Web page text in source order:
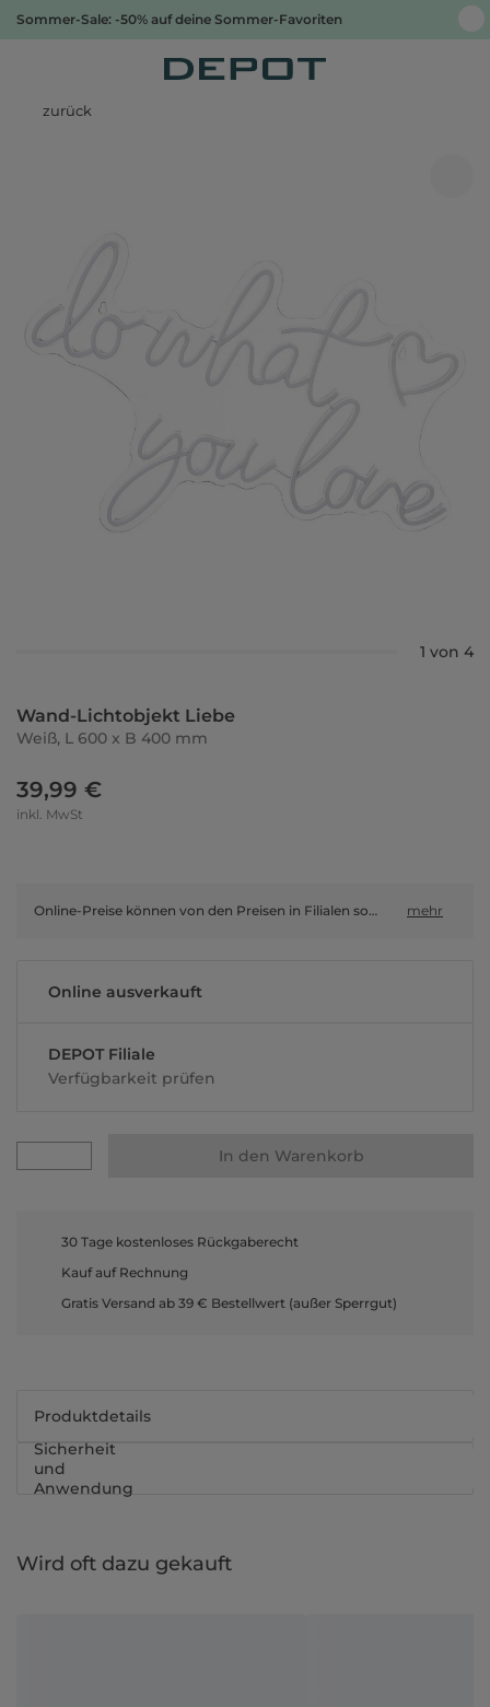
Sommer-Sale: -50% auf deine Sommer-Favoriten
zurück
1 von 4
Wand-Lichtobjekt Liebe
Weiß, L 600 x B 400 mm
39,99 €
inkl. MwSt
Online-Preise können von den Preisen in Filialen sowie Shop-in-Shop-Flächen abweichen. mehr
Online ausverkauft
DEPOT Filiale
Verfügbarkeit prüfen
In den Warenkorb
30 Tage kostenloses Rückgaberecht
Kauf auf Rechnung
Gratis Versand ab 39 € Bestellwert (außer Sperrgut)
Produktdetails
Sicherheit
und
Anwendung
Wird oft dazu gekauft